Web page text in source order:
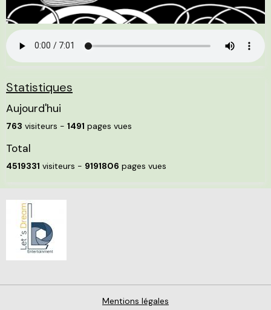
Statistiques
Aujourd'hui
763 visiteurs - 1491 pages vues
Total
4519331 visiteurs - 9191806 pages vues
Mentions légales